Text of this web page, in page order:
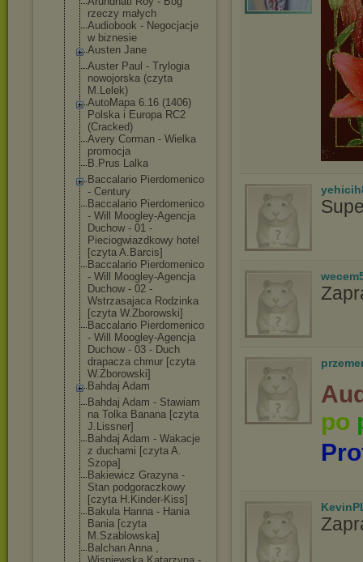
rzeczy małych
Audiobook - Negocjacje
w biznesie
Austen Jane
Auster Paul - Trylogia
nowojorska (czyta
M.Lelek)
AutoMapa 6.16 (1406)
Polska i Europa RC2
(Cracked)
Avery Corman - Wielka
promocja
B.Prus Lalka
Baccalario Pierdomenico
- Century
Baccalario Pierdomenico
- Will Moogley-Agencja
Duchow - 01 -
Pieciogwiazdkowy hotel
[czyta A.Barcis]
Baccalario Pierdomenico
- Will Moogley-Agencja
Duchow - 02 -
Wstrzasajaca Rodzinka
[czyta W.Zborowski]
Baccalario Pierdomenico
- Will Moogley-Agencja
Duchow - 03 - Duch
drapacza chmur [czyta
W.Zborowski]
Bahdaj Adam
Bahdaj Adam - Stawiam
na Tolka Banana [czyta
J.Lissner]
Bahdaj Adam - Wakacje
z duchami [czyta A.
Szopa]
Bakiewicz Grazyna -
Stan podgoraczkowy
[czyta H.Kinder-Kiss]
Bakula Hanna - Hania
Bania [czyta
M.Szablowska]
Balchan Anna ,
po